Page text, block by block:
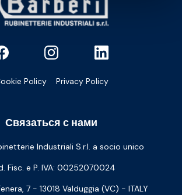
Policy Privacy Policy
Связаться с нами
Industriali S.r.l. a socio unico
Fisc. e P. IVA: 00252070024
7 - 13018 Valduggia (VC) - ITALY